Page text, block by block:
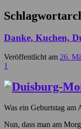
Danke, Kuchen,
Veröffentlicht am 26.
1
Was ein Geburtstag am
Nun, dass man am